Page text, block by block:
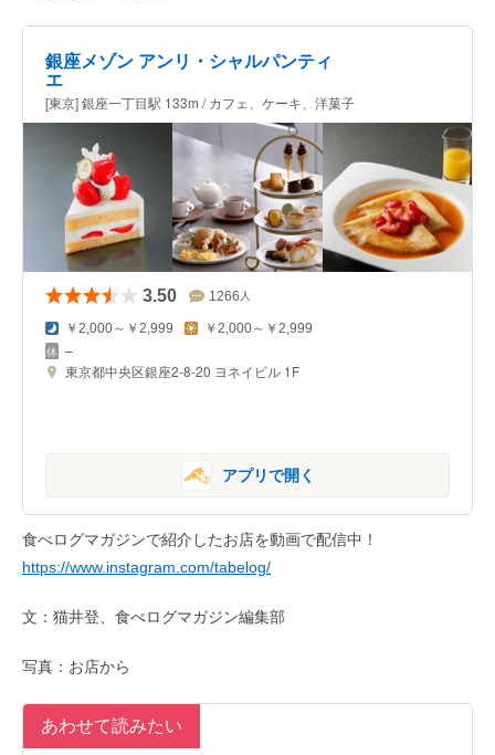
銀座メゾン アンリ・シャルパンティ
エ
[東京] 銀座一丁目駅 133m / カフェ、ケーキ、洋菓子
3.50 1266 人
￥2,000～￥2,999 ￥2,000～￥2,999
–
東京都中央区銀座2-8-20 ヨネイビル 1F
アプリで開く
食べログマガジンで紹介したお店を動画で配信中！
https://www.instagram.com/tabelog/
文：猫井登、食べログマガジン編集部
写真：お店から
あわせて読みたい